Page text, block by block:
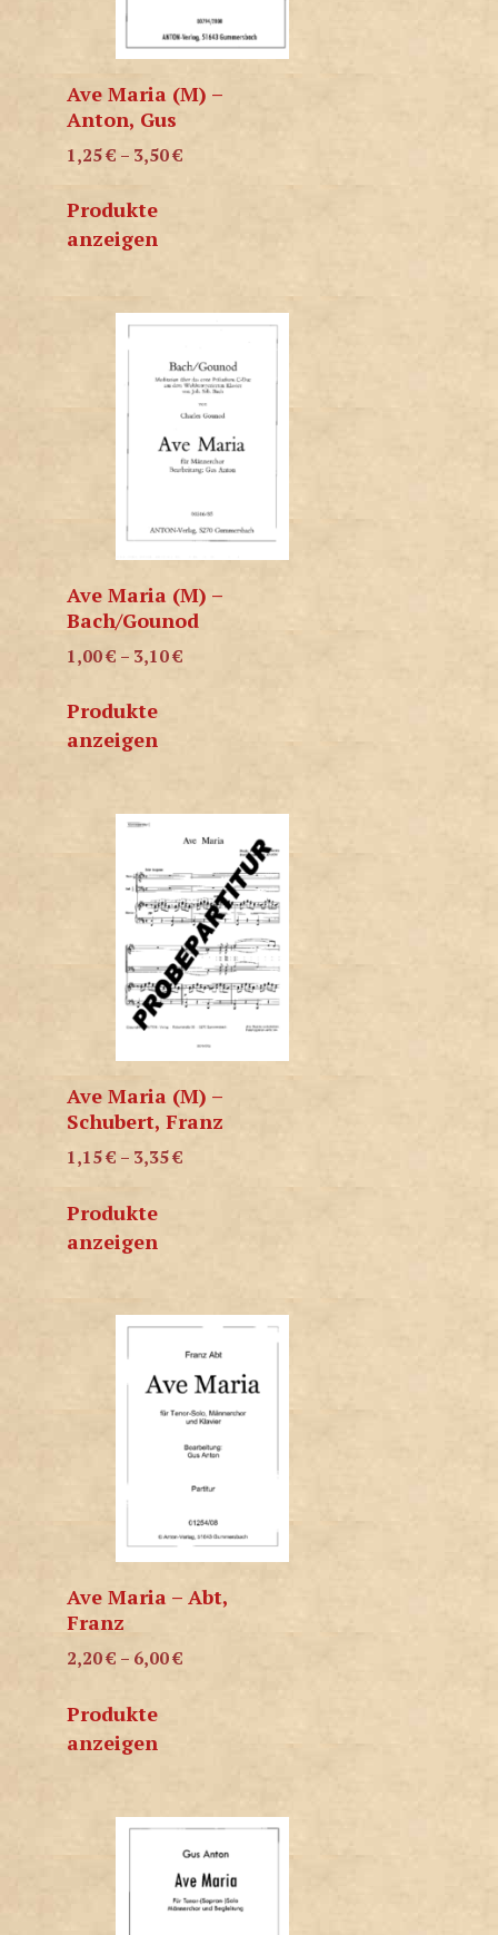
Ave Maria (M) –
Anton, Gus
1,25€ – 3,50€
Produkte
anzeigen
Ave Maria (M) –
Bach/Gounod
1,00€ – 3,10€
Produkte
anzeigen
Ave Maria (M) –
Schubert, Franz
1,15€ – 3,35€
Produkte
anzeigen
Ave Maria – Abt,
Franz
2,20€ – 6,00€
Produkte
anzeigen